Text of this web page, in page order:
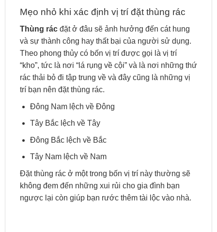
Mẹo nhỏ khi xác định vị trí đặt thùng rác
Thùng rácđặt ở đâu sẽ ảnh hưởng đến cát hung
và sự thành công hay thất bại của người sử dụng.
Theo phong thủy có bốn vị trí được gọi là vị trí
“kho”, tức là nơi “lá rụng về cội” và là nơi những thứ
rác thải bỏ đi tập trung về và đây cũng là những vị
trí bạn nên đặt thùng rác.
Đông Nam lệch về Đông
Tây Bắc lệch về Tây
Đông Bắc lệch về Bắc
Tây Nam lệch về Nam
Đặt thùng rác ở một trong bốn vị trí này thường sẽ
không đem đến những xui rủi cho gia đình bạn
ngược lại còn giúp bạn rước thêm tài lộc vào nhà.